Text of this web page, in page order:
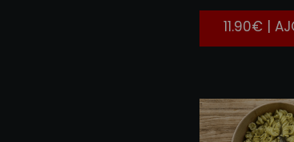
11.90€ |